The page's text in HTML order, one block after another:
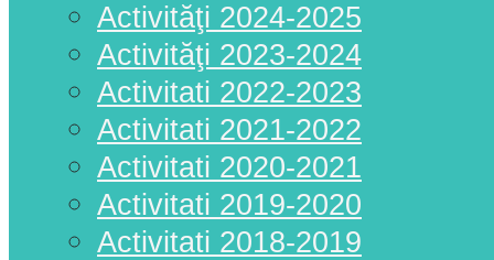
Activităţi 2024-2025
Activităţi 2023-2024
Activitati 2022-2023
Activitati 2021-2022
Activitati 2020-2021
Activitati 2019-2020
Activitati 2018-2019